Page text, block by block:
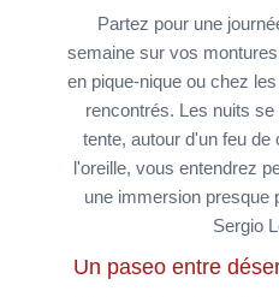
Partez pour une
semaine sur vos
en pique-nique ou chez
rencontrés. Les nuits
tente, autour d'un feu
l'oreille, vous entendrez
une immersion presque
Sergio
Un paseo entre